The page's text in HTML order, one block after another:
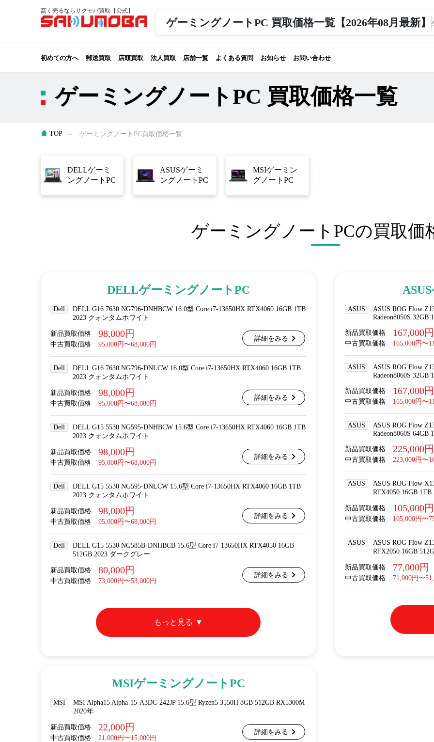
高く売るならサクモバ買取【公式】
ゲーミングノートPC 買取価格一覧【2026年08月最新】
初めての方へ 郵送買取 店頭買取 法人買取 店舗一覧 よくある質問 お知らせ お問い合わせ
ゲーミングノートPC 買取価格一覧
TOP ゲーミングノートPC買取価格一覧
DELLゲーミ
ングノートPC
ASUSゲーミ
ングノートPC
MSIゲーミン
グノートPC
ゲーミングノートPCの買取価
DELLゲーミングノートPC
Dell
DELL G16 7630 NG796-DNHBCW 16.0型 Core i7-13650HX RTX4060 16GB 1TB
2023 クォンタムホワイト
新品買取価格 98,000円
中古買取価格 95,000円〜68,000円
詳細をみる
Dell
DELL G16 7630 NG796-DNLCW 16.0型 Core i7-13650HX RTX4060 16GB 1TB
2023 クォンタムホワイト
新品買取価格 98,000円
中古買取価格 95,000円〜68,000円
詳細をみる
Dell
DELL G15 5530 NG595-DNHBCW 15.6型 Core i7-13650HX RTX4060 16GB 1TB
2023 クォンタムホワイト
新品買取価格 98,000円
中古買取価格 95,000円〜68,000円
詳細をみる
Dell
DELL G15 5530 NG595-DNLCW 15.6型 Core i7-13650HX RTX4060 16GB 1TB
2023 クォンタムホワイト
新品買取価格 98,000円
中古買取価格 95,000円〜68,000円
詳細をみる
Dell
DELL G15 5530 NG585B-DNHBCB 15.6型 Core i7-13650HX RTX4050 16GB
512GB 2023 ダークグレー
新品買取価格 80,000円
中古買取価格 73,000円〜53,000円
詳細をみる
もっと見る
ASUS
ASUS ROG Flow
Radeon8050S 32GB
新品買取価格 167,000円
中古買取価格 165,000円〜
ASUS
ASUS ROG Flow
Radeon8060S 32GB
新品買取価格 167,000円
中古買取価格 165,000円〜
ASUS
ASUS ROG Flow
Radeon8060S 64GB
新品買取価格 225,000円
中古買取価格 223,000円〜
ASUS
ASUS ROG Flow
RTX4050 16GB
新品買取価格 105,000円
中古買取価格 105,000円〜
ASUS
ASUS ROG Flow
RTX2050 16GB
新品買取価格 77,000円
中古買取価格 71,000円〜
MSIゲーミングノートPC
MSI
MSI Alpha15 Alpha-15-A3DC-242JP 15.6型 Ryzen5 3550H 8GB 512GB RX5300M
2020年
新品買取価格 22,000円
中古買取価格 21,000円〜15,000円
詳細をみる